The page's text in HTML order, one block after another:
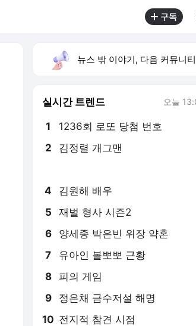
구독
뉴스 밖 이야기, 다음 커뮤니티 웹에
실시간 트렌드 오늘
1 1236회 로또 당첨 번호
2 김정렬 개그맨
4 김원해 배우
5 재벌 형사 시즌2
6 양세종 박은빈 위장 약혼
7 유아인 볼뽀뽀 근황
8 피의 게임
9 정은채 금수저설 해명
10 전지적 참견 시점